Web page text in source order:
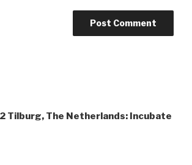
Tilburg, The Netherlands: Incubate